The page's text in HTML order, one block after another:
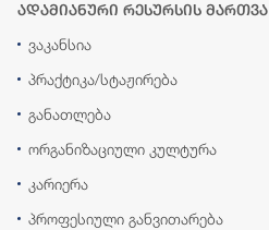
ადამიანური რესურსის მართვა
ვაკანსია
პრაქტიკა/სტაჟირება
განათლება
ორგანიზაციული კულტურა
კარიერა
პროფესიული განვითარება